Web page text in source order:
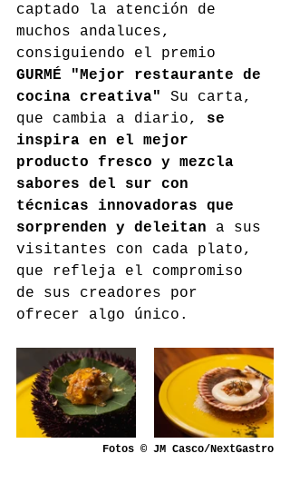
captado la atención de
muchos andaluces,
consiguiendo el premio
GURMÉ "Mejor restaurante de
cocina creativa" Su carta,
que cambia a diario, se
inspira en el mejor
producto fresco y mezcla
sabores del sur con
técnicas innovadoras que
sorprenden y deleitan a sus
visitantes con cada plato,
que refleja el compromiso
de sus creadores por
ofrecer algo único.
Fotos © JM Casco/NextGastro